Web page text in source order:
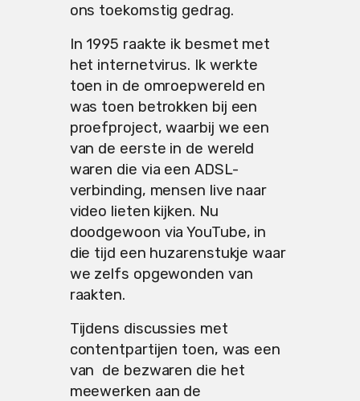
ons toekomstig gedrag.
In 1995 raakte ik besmet met
het internetvirus. Ik werkte
toen in de omroepwereld en
was toen betrokken bij een
proefproject, waarbij we een
van de eerste in de wereld
waren die via een ADSL-
verbinding, mensen live naar
video lieten kijken. Nu
doodgewoon via YouTube, in
die tijd een huzarenstukje waar
we zelfs opgewonden van
raakten.
Tijdens discussies met
contentpartijen toen, was een
van de bezwaren die het
meewerken aan de